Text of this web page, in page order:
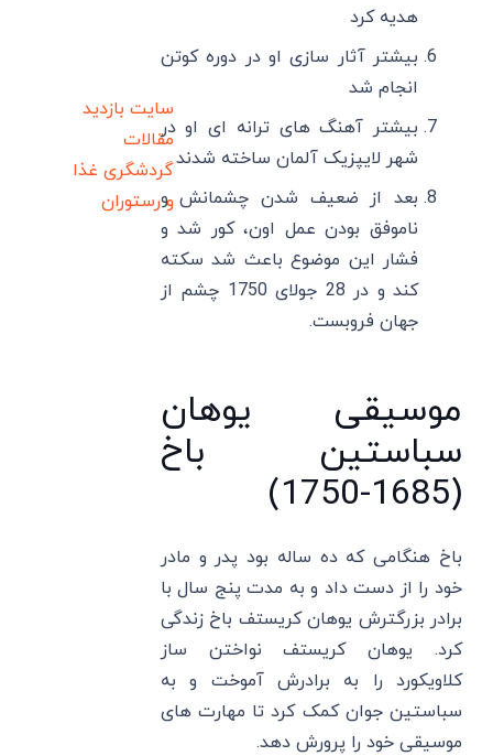
هدیه کرد
بیشتر آثار سازی او در دوره کوتن
انجام شد
بیشتر آهنگ های ترانه ای او در
شهر لایپزیک آلمان ساخته شدند
بعد از ضعیف شدن چشمانش و
ناموفق بودن عمل اون، کور شد و
فشار این موضوع باعث شد سکته
کند و در 28 جولای 1750 چشم از
جهان فروبست.
موسیقی یوهان
سباستین باخ
(1685-1750)
باخ هنگامی که ده ساله بود پدر و مادر
خود را از دست داد و به مدت پنج سال با
برادر بزرگترش یوهان کریستف باخ زندگی
کرد. یوهان کریستف نواختن ساز
کلاویکورد را به برادرش آموخت و به
سباستین جوان کمک کرد تا مهارت های
موسیقی خود را پرورش دهد.
سایت بازدید
مقالات
گردشگری غذا
و رستوران